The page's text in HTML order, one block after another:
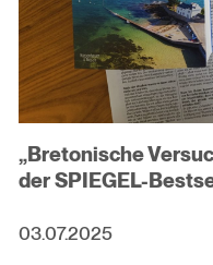
„Bretonische
der SPIEGEL-
03.07.2025